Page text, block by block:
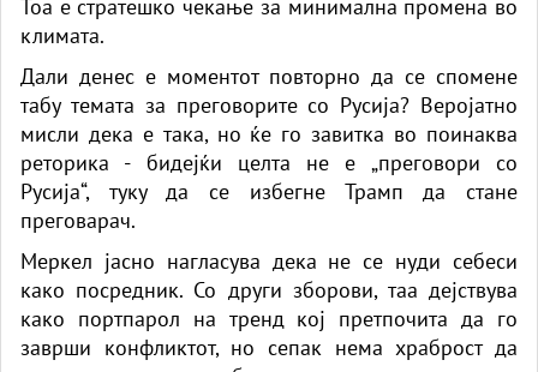
Тоа е стратешко чекање за минимална промена во
климата.
Дали денес е моментот повторно да се спомене
табу темата за преговорите со Русија? Веројатно
мисли дека е така, но ќе го завитка во поинаква
реторика - бидејќи целта не е „преговори со
Русија“, туку да се избегне Трамп да стане
преговарач.
Меркел јасно нагласува дека не се нуди себеси
како посредник. Со други зборови, таа дејствува
како портпарол на тренд кој претпочита да го
заврши конфликтот, но сепак нема храброст да